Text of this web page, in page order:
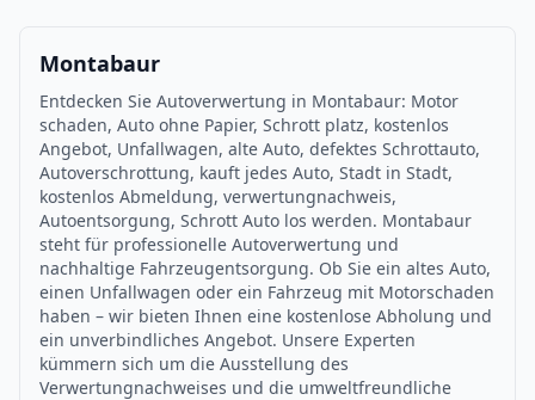
Montabaur
Entdecken Sie Autoverwertung in Montabaur: Motor
schaden, Auto ohne Papier, Schrott platz, kostenlos
Angebot, Unfallwagen, alte Auto, defektes Schrottauto,
Autoverschrottung, kauft jedes Auto, Stadt in Stadt,
kostenlos Abmeldung, verwertungnachweis,
Autoentsorgung, Schrott Auto los werden. Montabaur
steht für professionelle Autoverwertung und
nachhaltige Fahrzeugentsorgung. Ob Sie ein altes Auto,
einen Unfallwagen oder ein Fahrzeug mit Motorschaden
haben – wir bieten Ihnen eine kostenlose Abholung und
ein unverbindliches Angebot. Unsere Experten
kümmern sich um die Ausstellung des
Verwertungnachweises und die umweltfreundliche